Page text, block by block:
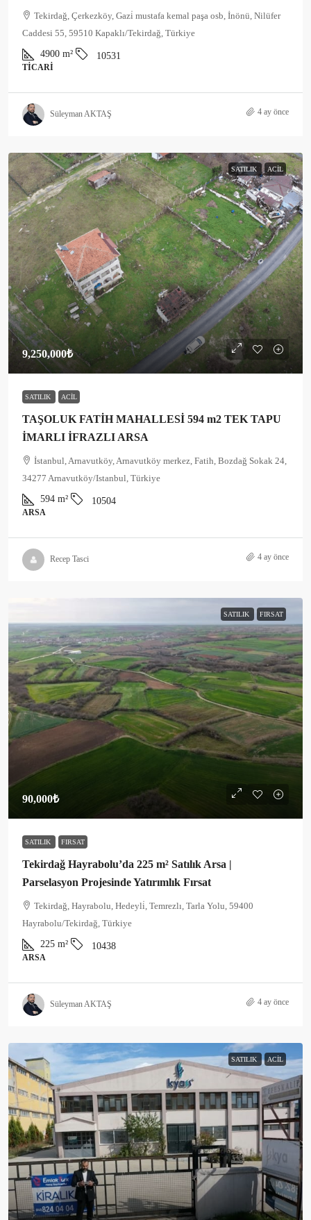
Tekirdağ, Çerkezköy, Gazi̇ mustafa kemal paşa osb, İnönü, Nilüfer
Caddesi 55, 59510 Kapaklı/Tekirdağ, Türkiye
4900 m² 10531
TICARI
Süleyman AKTAŞ 4 ay önce
SATILIK ACIL
9,250,000₺
SATILIK ACIL
TAŞOLUK FATİH MAHALLESİ 594 m2 TEK TAPU
İMARLI İFRAZLI ARSA
İstanbul, Arnavutköy, Arnavutköy merkez, Fatih, Bozdağ Sokak 24,
34277 Arnavutköy/Istanbul, Türkiye
594 m² 10504
ARSA
Recep Tasci 4 ay önce
SATILIK FIRSAT
90,000₺
SATILIK FIRSAT
Tekirdağ Hayrabolu’da 225 m² Satılık Arsa |
Parselasyon Projesinde Yatırımlık Fırsat
Tekirdağ, Hayrabolu, Hedeyli̇, Temrezlı, Tarla Yolu, 59400
Hayrabolu/Tekirdağ, Türkiye
225 m² 10438
ARSA
Süleyman AKTAŞ 4 ay önce
SATILIK ACIL